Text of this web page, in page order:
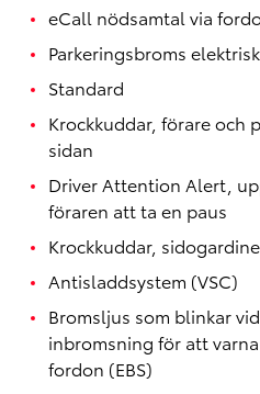
eCall nödsamtal via
Parkeringsbroms elektrisk
Standard
Krockkuddar, förare och
sidan
Driver Attention Alert,
föraren att ta en paus
Krockkuddar,
Antisladdsystem (VSC)
Bromsljus som blinkar
inbromsning för att
fordon (EBS)